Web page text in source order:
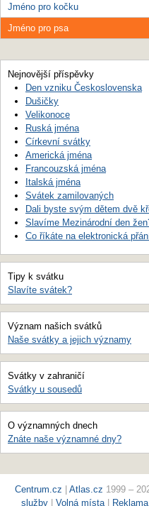
Jméno pro kočku
Jméno pro psa
Nejnovější příspěvky
Den vzniku Československa
Dušičky
Velikonoce
Ruská jména
Církevní svátky
Americká jména
Francouzská jména
Italská jména
Svátek zamilovaných
Dali byste svým dětem dvě
Slavíme Mezinárodní den
Co říkáte na elektronická
Tipy k svátku
Slavíte svátek?
Význam našich svátků
Naše svátky a jejich významy
Svátky v zahraničí
Svátky u sousedů
O významných dnech
Znáte naše významné dny?
Centrum.cz Atlas.cz 1999 –
služby
Volná místa| Reklama